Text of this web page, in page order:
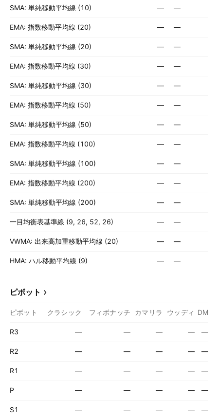
SMA: 単純移動平均線 (10) — —
EMA: 指数移動平均線 (20) — —
SMA: 単純移動平均線 (20) — —
EMA: 指数移動平均線 (30) — —
SMA: 単純移動平均線 (30) — —
EMA: 指数移動平均線 (50) — —
SMA: 単純移動平均線 (50) — —
EMA: 指数移動平均線 (100) — —
SMA: 単純移動平均線 (100) — —
EMA: 指数移動平均線 (200) — —
SMA: 単純移動平均線 (200) — —
一目均衡表基準線 (9, 26, 52, 26) — —
VWMA: 出来高加重移動平均線 (20) — —
HMA: ハル移動平均線 (9) — —
ピボット
ピボット クラシック フィボナッチ カマリラ ウッディ DM
R3 — — — — —
R2 — — — — —
R1 — — — — —
P — — — — —
S1 — — — — —